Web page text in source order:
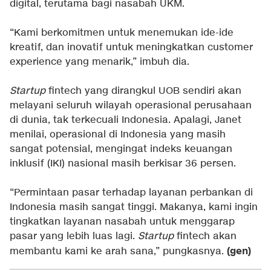
digital, terutama bagi nasabah UKM.
“Kami berkomitmen untuk menemukan ide-ide
kreatif, dan inovatif untuk meningkatkan customer
experience yang menarik,” imbuh dia.
Startupfintech yang dirangkul UOB sendiri akan
melayani seluruh wilayah operasional perusahaan
di dunia, tak terkecuali Indonesia. Apalagi, Janet
menilai, operasional di Indonesia yang masih
sangat potensial, mengingat indeks keuangan
inklusif (IKI) nasional masih berkisar 36 persen.
“Permintaan pasar terhadap layanan perbankan di
Indonesia masih sangat tinggi. Makanya, kami ingin
tingkatkan layanan nasabah untuk menggarap
pasar yang lebih luas lagi. Startupfintech akan
membantu kami ke arah sana,” pungkasnya. (gen)